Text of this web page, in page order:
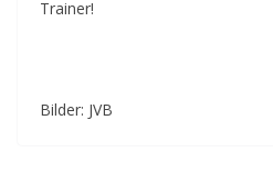
Trainer!
Bilder: JVB